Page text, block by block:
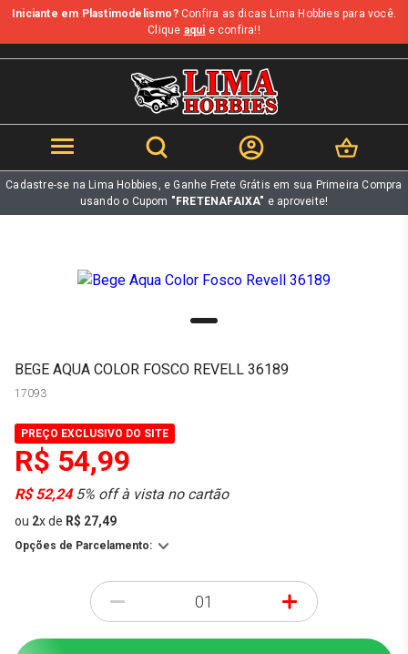
b
Iniciante em Plastimodelismo?Confira as dicas Lima Hobbies para você.
Clique aqui e confira!!
Cadastre-se na Lima Hobbies, e Ganhe Frete Grátis em sua Primeira Compra
usando o Cupom "FRETENAFAIXA" e aproveite!
BEGE AQUA COLOR FOSCO REVELL 36189
17093
PREÇO EXCLUSIVO DO SITE
R$ 54,99
R$ 52,245% off à vista no cartão
ou 2xde R$ 27,49
Opções de Parcelamento:
- +